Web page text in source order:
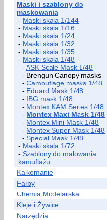
Maski i szablony do
maskowania
- Maski skala 1/144
- Maski skala 1/16
- Maski skala 1/24
- Maski skala 1/32
- Maski skala 1/35
- Maski skala 1/48
- ASK Scale Mask 1/48
- Brengun Canopy masks
- Camouflage masks 1/48
- Eduard Mask 1/48
- IBG mask 1/48
- Montex KAM Series 1/48
- Montex Maxi Mask 1/48
- Montex Mini Mask 1/48
- Montex Super Mask 1/48
- Special Mask 1/48
- Maski skala 1/72
- Szablony do malowania
kamuflażu
Kalkomanie
Farby
Chemia Modelarska
Kleje i Żywice
Narzędzia